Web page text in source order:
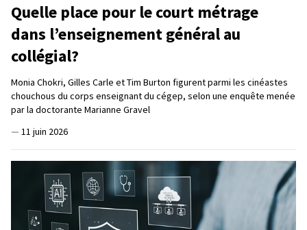
Quelle place pour le court métrage
dans l’enseignement général au
collégial?
Monia Chokri, Gilles Carle et Tim Burton figurent parmi les cinéastes
chouchous du corps enseignant du cégep, selon une enquête menée
par la doctorante Marianne Gravel
— 11 juin 2026